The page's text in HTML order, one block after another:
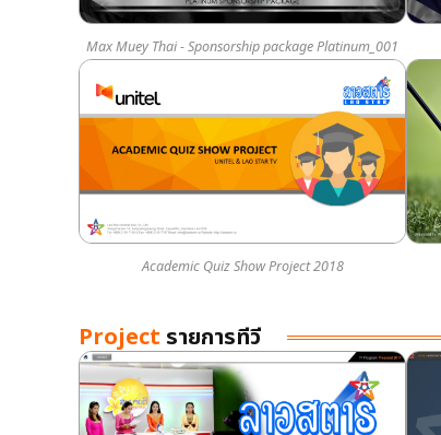
Max Muey Thai - Sponsorship package Platinum_001
Academic Quiz Show Project 2018
Project รายการทีวี